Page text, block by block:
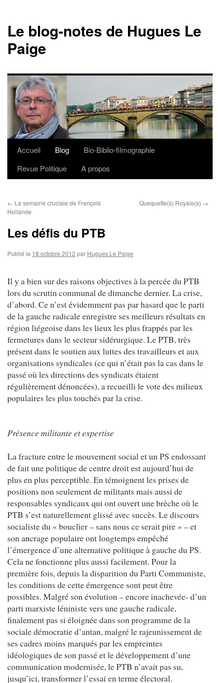
Le blog-notes de Hugues Le
Paige
Aller
Accueil Blog
Bio-Biblio-filmographie
Revue Politique
A propos
← La semaine cruciale de François
Hollande
Quequette(s) Royale(s) →
Les défis du PTB
Publié le 18 octobre 2012 par Hugues Le Paige
Il y a bien sur des raisons objectives à la percée du PTB
lors du scrutin communal de dimanche dernier. La crise,
d’abord. Ce n’est évidemment pas par hasard que le parti
de la gauche radicale enregistre ses meilleurs résultats en
région liégeoise dans les lieux les plus frappés par les
fermetures dans le secteur sidérurgique. Le PTB, très
présent dans le soutien aux luttes des travailleurs et aux
organisations syndicales (ce qui n’était pas la cas dans le
passé où les directions des syndicats étaient
régulièrement dénoncées), a recueilli le vote des milieux
populaires les plus touchés par la crise.
Présence militante et expertise
La fracture entre le mouvement social et un PS endossant
de fait une politique de centre droit est aujourd’hui de
plus en plus perceptible. En témoignent les prises de
positions non seulement de militants mais aussi de
responsables syndicaux qui ont ouvert une brèche où le
PTB s’est naturellement glissé avec succès. Le discours
socialiste du « bouclier – sans nous ce serait pire » – et
son ancrage populaire ont longtemps empêché
l’émergence d’une alternative politique à gauche du PS.
Cela ne fonctionne plus aussi facilement. Pour la
première fois, depuis la disparition du Parti Communiste,
les conditions de cette émergence sont peut être
possibles. Malgré son évolution – encore inachevée- d’un
parti marxiste léniniste vers une gauche radicale,
finalement pas si éloignée dans son programme de la
sociale démocratie d’antan, malgré le rajeunissement de
ses cadres moins marqués par les empreintes
idéologiques de son passé et le développement d’une
communication modernisée, le PTB n’avait pas su,
jusqu’ici, transformer l’essai en terme électoral.